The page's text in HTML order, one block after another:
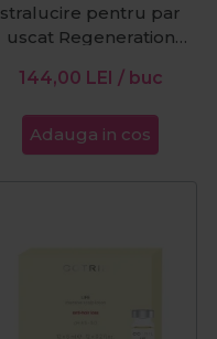
stralucire pentru par
uscat Regeneration
100ml
144,00 LEI / buc
Adauga in cos